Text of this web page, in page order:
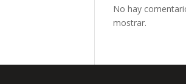
No hay
mostrar.